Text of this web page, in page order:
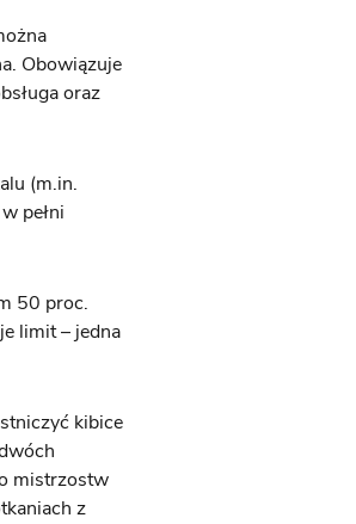
Obowiązuje
oraz
(m.in.
pełni
50 proc.
limit – jedna
kibice
mistrzostw
z